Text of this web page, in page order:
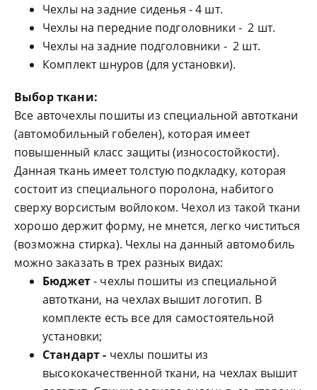
Чехлы на задние сиденья - 4 шт.
Чехлы на передние подголовники - 2 шт.
Чехлы на задние подголовники - 2 шт.
Комплект шнуров (для установки).
Выбор ткани:
Все авточехлы пошиты из специальной автоткани
(автомобильный гобелен), которая имеет
повышенный класс защиты (износостойкости).
Данная ткань имеет толстую подкладку, которая
состоит из специального поролона, набитого
сверху ворсистым войлоком. Чехол из такой ткани
хорошо держит форму, не мнется, легко чиститься
(возможна стирка). Чехлы на данный автомобиль
можно заказать в трех разных видах:
Бюджет- чехлы пошиты из специальной
автоткани, на чехлах вышит логотип. В
комплекте есть все для самостоятельной
установки;
Стандарт - чехлы пошиты из
высококачественной ткани, на чехлах вышит